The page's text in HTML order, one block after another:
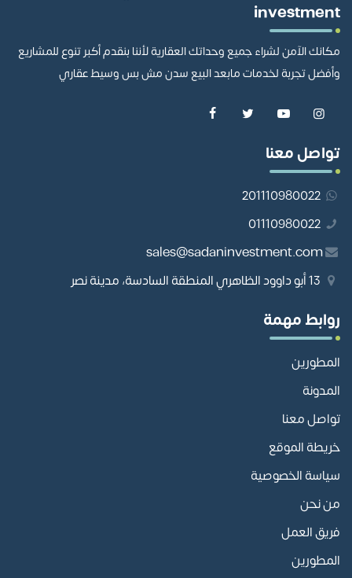
investment
مكانك الآمن لشراء جميع وحداتك العقارية لأننا بنقدم أكبر تنوع للمشاريع
وأفضل تجربة لخدمات مابعد البيع سدن مش بس وسيط عقاري
تواصل معنا
201110980022
01110980022
sales@sadaninvestment.com
روابط مهمة
المطورين
المدونة
تواصل معنا
خريطة الموقع
سياسة الخصوصية
من نحن
فريق العمل
المطورين